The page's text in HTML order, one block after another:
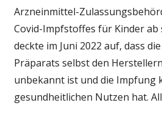
Arzneinmittel-
Covid-Impfstoffes für Kinder ab
deckte im Juni 2022 auf, dass
Präparats selbst den
unbekannt ist und die Impfung
gesundheitlichen Nutzen hat.